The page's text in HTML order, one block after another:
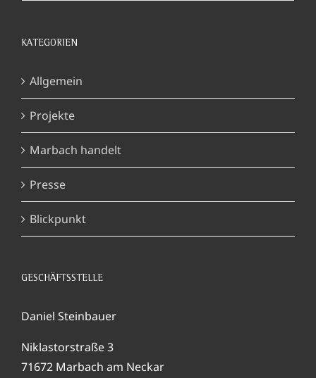
KATEGORIEN
Allgemein
Projekte
Marbach handelt
Presse
Blickpunkt
GESCHÄFTSSTELLE
Daniel Steinbauer
Niklastorstraße 3
71672 Marbach am Neckar